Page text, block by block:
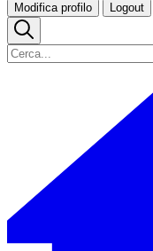
Modifica profilo Logout